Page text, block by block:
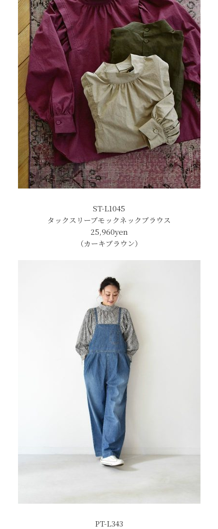
ST-L1045
タックスリーブモックネックブラウス
25,960yen
（カーキブラウン）
PT-L343